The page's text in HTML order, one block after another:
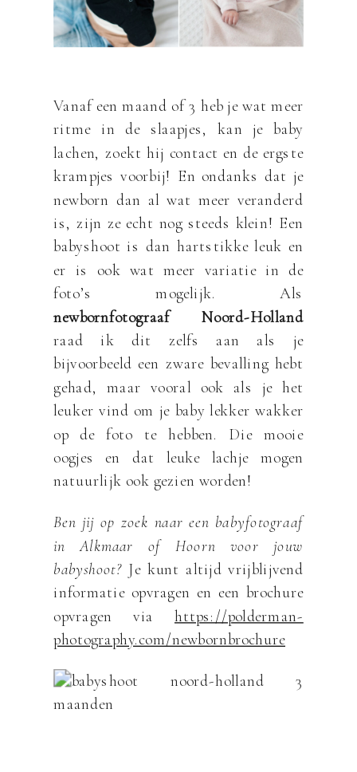
Vanaf een maand of 3 heb je wat meer
ritme in de slaapjes, kan je baby
lachen, zoekt hij contact en de ergste
krampjes voorbij! En ondanks dat je
newborn dan al wat meer veranderd
is, zijn ze echt nog steeds klein! Een
babyshoot is dan hartstikke leuk en
er is ook wat meer variatie in de
foto’s mogelijk. Als
newbornfotograaf Noord-Holland
raad ik dit zelfs aan als je
bijvoorbeeld een zware bevalling hebt
gehad, maar vooral ook als je het
leuker vind om je baby lekker wakker
op de foto te hebben. Die mooie
oogjes en dat leuke lachje mogen
natuurlijk ook gezien worden!
Ben jij op zoek naar een babyfotograaf
in Alkmaar of Hoorn voor jouw
babyshoot?Je kunt altijd vrijblijvend
informatie opvragen en een brochure
opvragen via https://polderman-
photography.com/newbornbrochure